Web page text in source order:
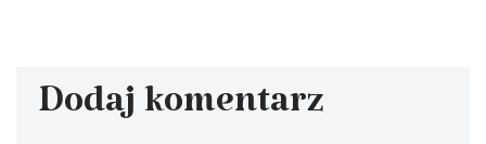
Dodaj komentarz